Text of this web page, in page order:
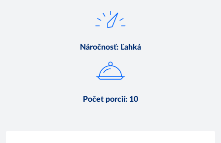
Náročnosť: Ľahká
Počet porcií: 10